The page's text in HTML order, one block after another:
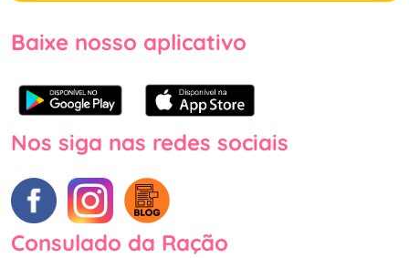
Baixe nosso aplicativo
Nos siga nas redes sociais
Consulado da Ração